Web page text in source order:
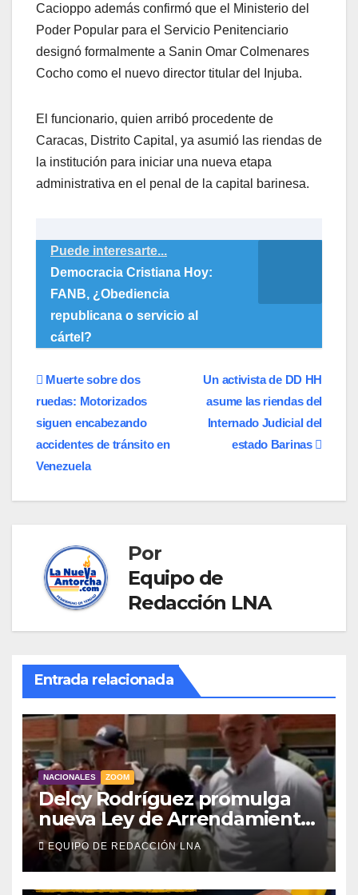
Cacioppo además confirmó que el Ministerio del
Poder Popular para el Servicio Penitenciario
designó formalmente a Sanin Omar Colmenares
Cocho como el nuevo director titular del Injuba.
El funcionario, quien arribó procedente de
Caracas, Distrito Capital, ya asumió las riendas de
la institución para iniciar una nueva etapa
administrativa en el penal de la capital barinesa.
Puede interesarte...
Democracia Cristiana Hoy:
FANB, ¿Obediencia
republicana o servicio al
cártel?
Navegación
de
entradas
Un activista de DD HH
asume las riendas del
Internado Judicial del
estado Barinas
Muerte sobre dos
ruedas: Motorizados
siguen encabezando
accidentes de tránsito en
Venezuela
Por
Equipo de
Redacción LNA
Entrada relacionada
NACIONALES ZOOM
Delcy Rodríguez promulga
nueva Ley de Arrendamiento
para atender a familias
damnificadas
EQUIPO DE REDACCIÓN LNA